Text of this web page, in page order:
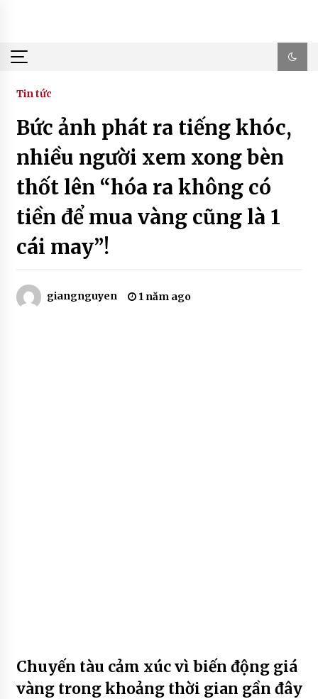
Tin tức
Bức ảnh phát ra tiếng khóc,
nhiều người xem xong bèn
thốt lên “hóa ra không có
tiền để mua vàng cũng là 1
cái may”!
giangnguyen 1 năm ago
Chuyến tàu cảm xúc vì biến động giá
vàng trong khoảng thời gian gần đây